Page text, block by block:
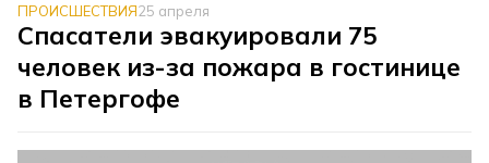
ПРОИСШЕСТВИЯ25 апреля
Спасатели эвакуировали 75
человек из-за пожара в гостинице
в Петергофе